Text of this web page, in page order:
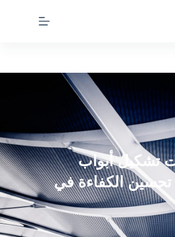
تشكيل أبواب
تحسين الكفاءة في